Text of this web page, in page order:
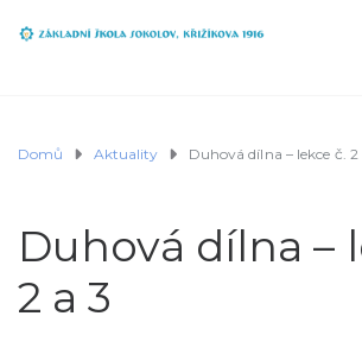
Domů Aktuality Duhová dílna – lekce č. 2
Duhová dílna –
2 a 3